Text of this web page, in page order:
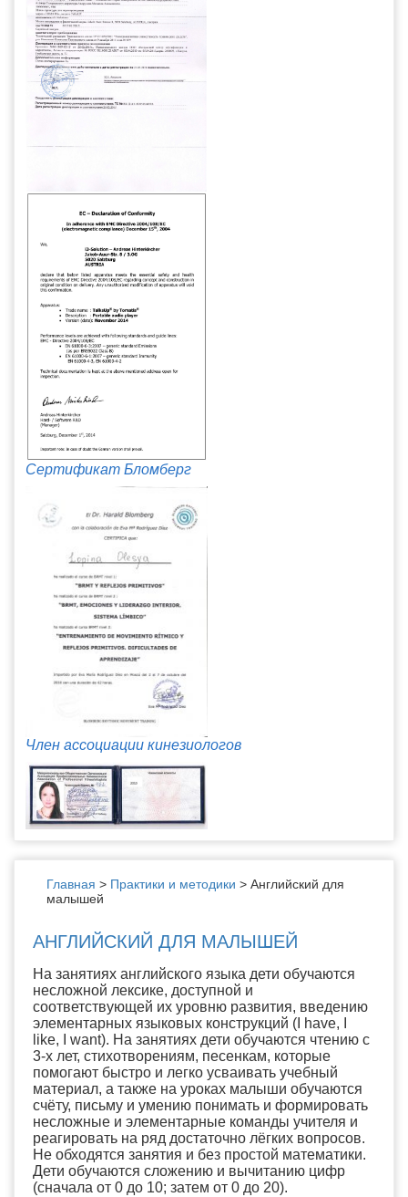
Сертификат Бломберг
Член ассоциации кинезиологов
Главная > Практики и методики > Английский для
малышей
АНГЛИЙСКИЙ ДЛЯ МАЛЫШЕЙ
На занятиях английского языка дети обучаются
несложной лексике, доступной и
соответствующей их уровню развития, введению
элементарных языковых конструкций (I have, I
like, I want). На занятиях дети обучаются чтению с
3-х лет, стихотворениям, песенкам, которые
помогают быстро и легко усваивать учебный
материал, а также на уроках малыши обучаются
счёту, письму и умению понимать и формировать
несложные и элементарные команды учителя и
реагировать на ряд достаточно лёгких вопросов.
Не обходятся занятия и без простой математики.
Дети обучаются сложению и вычитанию цифр
(сначала от 0 до 10; затем от 0 до 20).